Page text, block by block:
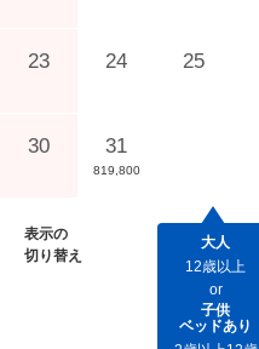
23 24 25
30 31
819,800
表示の
切り替え
大人
12歳以上
or
子供
ベッドあり